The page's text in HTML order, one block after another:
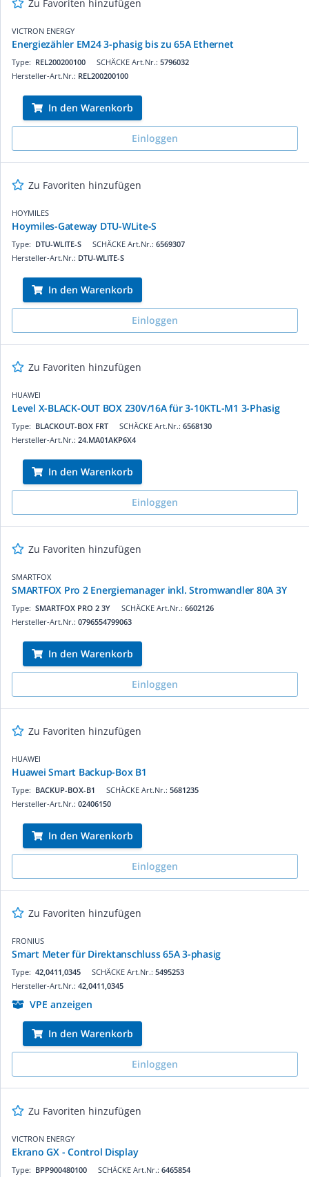
Zu Favoriten hinzufügen
VICTRON ENERGY
Energiezähler EM24 3-phasig bis zu 65A Ethernet
SCHÄCKE Art.Nr.: 5796032
Type: REL200200100
Hersteller-Art.Nr.: REL200200100
In den Warenkorb
Einloggen
Zu Favoriten hinzufügen
HOYMILES
Hoymiles-Gateway DTU-WLite-S
SCHÄCKE Art.Nr.: 6569307
Type: DTU-WLITE-S
Hersteller-Art.Nr.: DTU-WLITE-S
In den Warenkorb
Einloggen
Zu Favoriten hinzufügen
HUAWEI
Level X-BLACK-OUT BOX 230V/16A für 3-10KTL-M1 3-Phasig
SCHÄCKE Art.Nr.: 6568130
Type: BLACKOUT-BOX FRT
Hersteller-Art.Nr.: 24.MA01AKP6X4
In den Warenkorb
Einloggen
Zu Favoriten hinzufügen
SMARTFOX
SMARTFOX Pro 2 Energiemanager inkl. Stromwandler 80A 3Y
SCHÄCKE Art.Nr.: 6602126
Type: SMARTFOX PRO 2 3Y
Hersteller-Art.Nr.: 0796554799063
In den Warenkorb
Einloggen
Zu Favoriten hinzufügen
HUAWEI
Huawei Smart Backup-Box B1
SCHÄCKE Art.Nr.: 5681235
Type: BACKUP-BOX-B1
Hersteller-Art.Nr.: 02406150
In den Warenkorb
Einloggen
Zu Favoriten hinzufügen
FRONIUS
Smart Meter für Direktanschluss 65A 3-phasig
SCHÄCKE Art.Nr.: 5495253
Type: 42,0411,0345
Hersteller-Art.Nr.: 42,0411,0345
VPE anzeigen
In den Warenkorb
Einloggen
Zu Favoriten hinzufügen
VICTRON ENERGY
Ekrano GX - Control Display
SCHÄCKE Art.Nr.: 6465854
Type: BPP900480100